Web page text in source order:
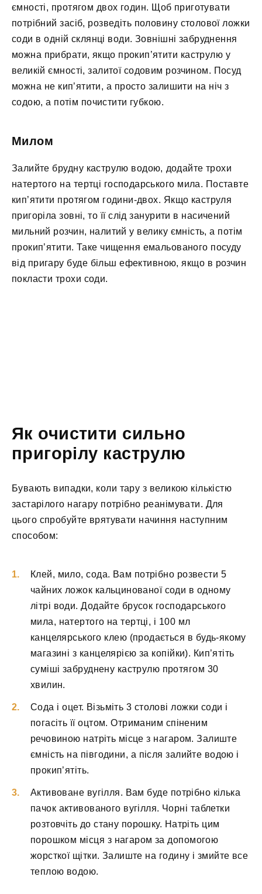
ємності, протягом двох годин. Щоб приготувати
потрібний засіб, розведіть половину столової ложки
соди в одній склянці води. Зовнішні забруднення
можна прибрати, якщо прокип’ятити каструлю у
великій ємності, залитої содовим розчином. Посуд
можна не кип’ятити, а просто залишити на ніч з
содою, а потім почистити губкою.
Милом
Залийте брудну каструлю водою, додайте трохи
натертого на тертці господарського мила. Поставте
кип’ятити протягом години-двох. Якщо каструля
пригоріла зовні, то її слід занурити в насичений
мильний розчин, налитий у велику ємність, а потім
прокип’ятити. Таке чищення емальованого посуду
від пригару буде більш ефективною, якщо в розчин
покласти трохи соди.
Як очистити сильно
пригорілу каструлю
Бувають випадки, коли тару з великою кількістю
застарілого нагару потрібно реанімувати. Для
цього спробуйте врятувати начиння наступним
способом:
Клей, мило, сода. Вам потрібно розвести 5
чайних ложок кальцинованої соди в одному
літрі води. Додайте брусок господарського
мила, натертого на тертці, і 100 мл
канцелярського клею (продається в будь-якому
магазині з канцелярією за копійки). Кип’ятіть
суміші забруднену каструлю протягом 30
хвилин.
Сода і оцет. Візьміть 3 столові ложки соди і
погасіть її оцтом. Отриманим спіненим
речовиною натріть місце з нагаром. Залиште
ємність на півгодини, а після залийте водою і
прокип’ятіть.
Активоване вугілля. Вам буде потрібно кілька
пачок активованого вугілля. Чорні таблетки
розтовчіть до стану порошку. Натріть цим
порошком місця з нагаром за допомогою
жорсткої щітки. Залиште на годину і змийте все
теплою водою.